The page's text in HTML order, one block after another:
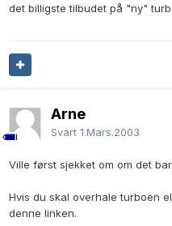
det billigste tilbudet på "ny"
Arne
Svart 1.Mars.2003
Ville først sjekket om om det
Hvis du skal overhale turboen
denne linken.